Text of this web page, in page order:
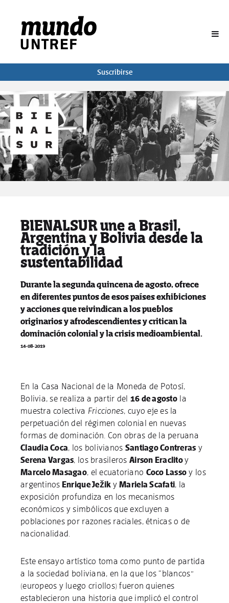
Suscribirse
BIENALSUR une a Brasil,
Argentina y Bolivia desde la
tradición y la
sustentabilidad
Durante la segunda quincena de agosto, ofrece
en diferentes puntos de esos países exhibiciones
y acciones que reivindican a los pueblos
originarios y afrodescendientes y critican la
dominación colonial y la crisis medioambiental.
14-08-2019
En la Casa Nacional de la Moneda de Potosí,
Bolivia, se realiza a partir del 16 de agosto la
muestra colectiva Fricciones, cuyo eje es la
perpetuación del régimen colonial en nuevas
formas de dominación. Con obras de la peruana
Claudia Coca, los bolivianos Santiago Contreras y
Serena Vargas, los brasilerosAirson Eraclitoy
Marcelo Masagao, el ecuatoriano Coco Lasso y los
argentinos Enrique Ježik yMariela Scafati, la
exposición profundiza en los mecanismos
económicos y simbólicos que excluyen a
poblaciones por razones raciales, étnicas o de
nacionalidad.
Este ensayo artístico toma como punto de partida
a la sociedad boliviana, en la que los “blancos”
(europeos y luego criollos) fueron quienes
establecieron una historia que implicó el control